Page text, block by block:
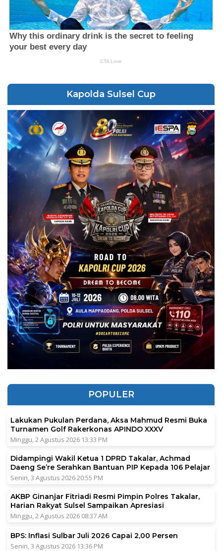
Kapolda Sulsel Cup
POPULER
Lakukan Pukulan Perdana, Aksa Mahmud Resmi Buka
Turnamen Golf Rakerkonas APINDO XXXV
Minggu, 2 Agustus 2026 13:33 PM
Didampingi Wakil Ketua 1 DPRD Takalar, Achmad
Daeng Se’re Serahkan Bantuan PIP Kepada 106 Pelajar
Senin, 3 Agustus 2026 20:55 PM
AKBP Ginanjar Fitriadi Resmi Pimpin Polres Takalar,
Harian Rakyat Sulsel Sampaikan Apresiasi
Minggu, 2 Agustus 2026 08:37 AM
BPS: Inflasi Sulbar Juli 2026 Capai 2,00 Persen
Senin, 3 Agustus 2026 13:36 PM